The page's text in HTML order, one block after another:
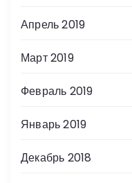
Апрель 2019
Март 2019
Февраль 2019
Январь 2019
Декабрь 2018